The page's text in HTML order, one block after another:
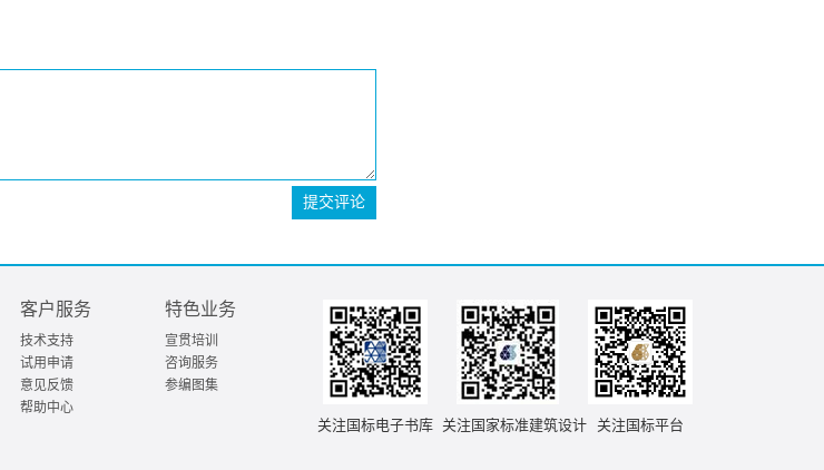
提交评论
客户服务
技术支持
试用申请
意见反馈
帮助中心
特色业务
宣贯培训
咨询服务
参编图集
关注国标电子书库 关注国家标准建筑设计 关注国标平台